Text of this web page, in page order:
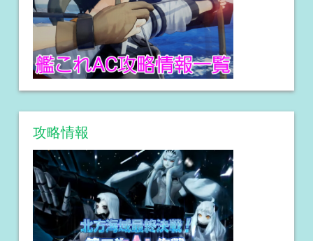
攻略情報